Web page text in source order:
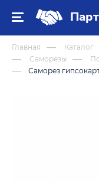
Главная Каталог
Саморезы